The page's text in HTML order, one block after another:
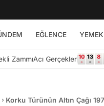
EĞLENCE YEMEK
ZammıAcı Gerçekler
Korku Türünün Altın Çağı